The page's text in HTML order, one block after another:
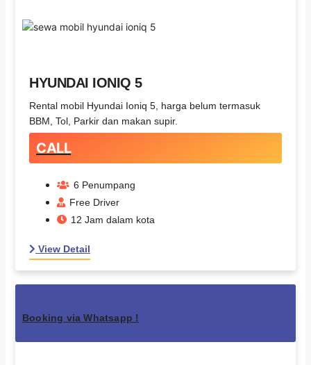
HYUNDAI IONIQ 5
Rental mobil Hyundai Ioniq 5, harga belum termasuk
BBM, Tol, Parkir dan makan supir.
CALL
6 Penumpang
Free Driver
12 Jam dalam kota
View Detail
Booking via Whatsapp !